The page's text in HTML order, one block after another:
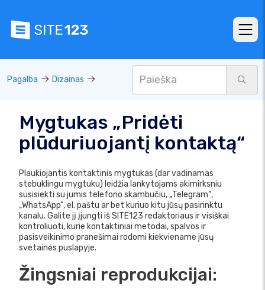
Pagalba Dizainas
Mygtukas „Pridėti
plūduriuojantį kontaktą“
Plaukiojantis kontaktinis mygtukas (dar vadinamas
stebuklingu mygtuku) leidžia lankytojams akimirksniu
susisiekti su jumis telefono skambučiu, „Telegram“,
„WhatsApp“, el. paštu ar bet kuriuo kitu jūsų pasirinktu
kanalu. Galite jį įjungti iš SITE123 redaktoriaus ir visiškai
kontroliuoti, kurie kontaktiniai metodai, spalvos ir
pasisveikinimo pranešimai rodomi kiekviename jūsų
svetainės puslapyje.
Žingsniai reprodukcijai: